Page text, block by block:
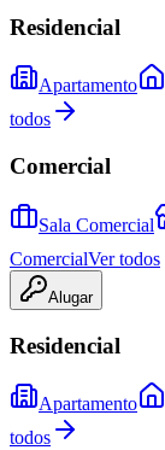
Residencial
Apartamento
todos
Comercial
Sala Comercial
ComercialVer todos
Alugar
Residencial
Apartamento
todos